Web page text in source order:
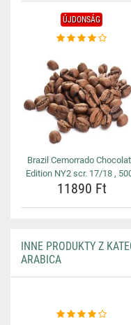
ÚJDONSÁG
Brazil Cemorrado
Edition NY2 scr. 17/18 ,
11890 Ft
INNE PRODUKTY Z
ARABICA